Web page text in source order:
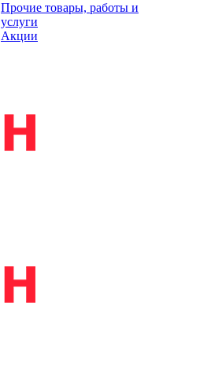
Прочие товары, работы и
услуги
Акции